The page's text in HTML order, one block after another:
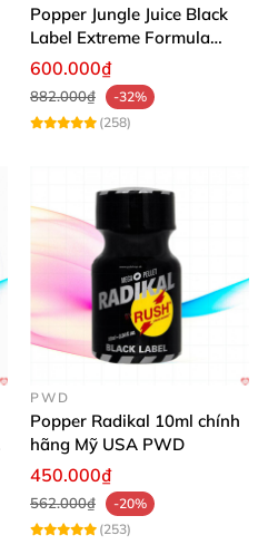
Popper Jungle Juice Black
Label Extreme Formula
30ml
600.000₫
882.000₫
-32%
(258)
PWD
Popper Radikal 10ml chính
hãng Mỹ USA PWD
450.000₫
562.000₫
-20%
(253)